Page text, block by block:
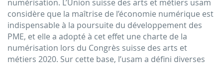
numérisation. L’Union suisse des arts et métiers usam
considère que la maîtrise de l’économie numérique est
indispensable à la poursuite du développement des
PME, et elle a adopté à cet effet une charte de la
numérisation lors du Congrès suisse des arts et
métiers 2020. Sur cette base, l’usam a défini diverses